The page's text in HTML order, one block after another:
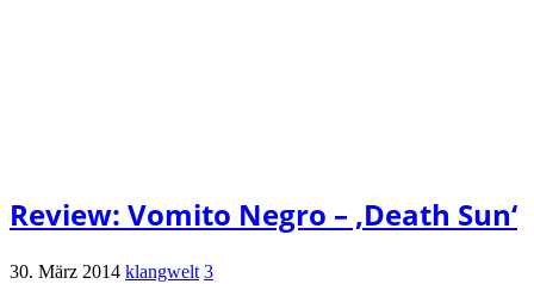
Review: Vomito Negro – ‚Death Sun‘
30. März 2014 klangwelt 3